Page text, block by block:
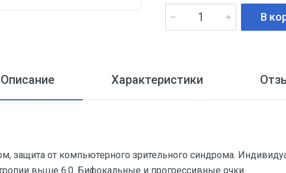
В
Описание Характеристики
защита от компьютерного зрительного синдрома.
выше 6.0. Бифокальные и прогрессивные очки.